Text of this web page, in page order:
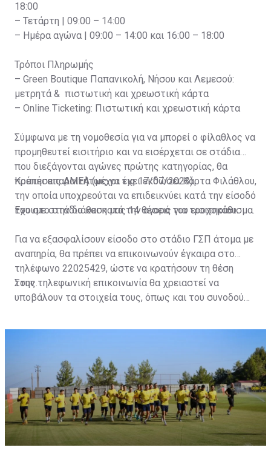
18:00
– Τετάρτη | 09:00 – 14:00
– Ημέρα αγώνα | 09:00 – 14:00 και 16:00 – 18:00
Τρόποι Πληρωμής
– Green Boutique Παπανικολή, Νήσου και Λεμεσού:
μετρητά & πιστωτική και χρεωστική κάρτα
– Online Ticketing: Πιστωτική και χρεωστική κάρτα
Σύμφωνα με τη νομοθεσία για να μπορεί ο φίλαθλος να
προμηθευτεί εισιτήριο και να εισέρχεται σε στάδια
που διεξάγονται αγώνες πρώτης κατηγορίας, θα
πρέπει απαραιτήτως να έχει εκδώσει Κάρτα Φιλάθλου,
την οποία υποχρεούται να επιδεικνύει κατά την είσοδό
του στο στάδιο και κατά την αγορά του εισιτηρίου.
Κρατήσεις ΑΜΕΑ (μέχρι τις 17/07/2023)
Έχουμε στην διάθεση μας 14 θέσεις για τροχοκάθισμα.
Για να εξασφαλίσουν είσοδο στο στάδιο ΓΣΠ άτομα με
αναπηρία, θα πρέπει να επικοινωνούν έγκαιρα στο
τηλέφωνο 22025429, ώστε να κρατήσουν τη θέση
τους.
Στην τηλεφωνική επικοινωνία θα χρειαστεί να
υποβάλουν τα στοιχεία τους, όπως και του συνοδού
ονοματεπώνυμο, αριθμός πινακίδας αυτοκινήτου,